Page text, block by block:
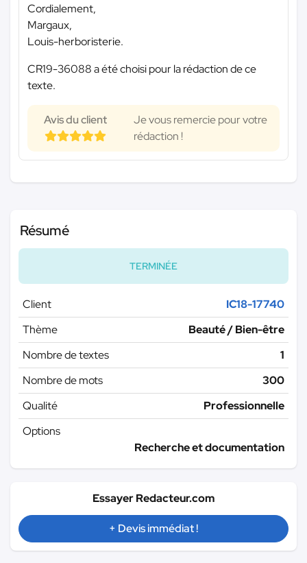
Cordialement,
Margaux,
Louis-herboristerie.
CR19-36088 a été choisi pour la rédaction de ce
texte.
Avis du client
Je vous remercie pour votre
rédaction !
Résumé
TERMINÉE
Client
IC18-17740
Thème
Beauté / Bien-être
Nombre de textes
1
Nombre de mots
300
Qualité
Professionnelle
Options
Recherche et documentation
Essayer Redacteur.com
+ Devis immédiat !